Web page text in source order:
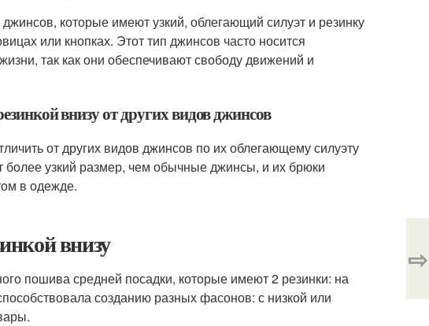
которые имеют узкий, облегающий силуэт и резинку
или кнопках. Этот тип джинсов часто носится
так как они обеспечивают свободу движений и
внизу от других видов джинсов
от других видов джинсов по их облегающему силуэту
узкий размер, чем обычные джинсы, и их брюки
в одежде.
внизу
пошива средней посадки, которые имеют 2 резинки: на
созданию разных фасонов: с низкой или
⇨